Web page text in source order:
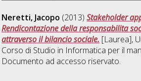
Neretti, Jacopo (2013)Stakeholder
Rendicontazione della responsabilita
attraverso il bilancio sociale. [Laurea],
Corso di Studio in Informatica per il
Documento ad accesso riservato.